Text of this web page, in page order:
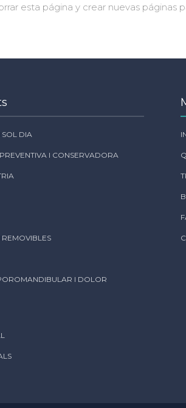
esta página y crear nuevas páginas
SOL DIA
I CONSERVADORA
REMOVIBLES
I DOLOR